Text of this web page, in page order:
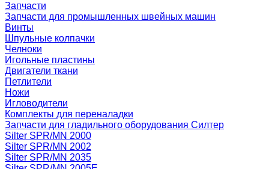
Запчасти
Запчасти для промышленных швейных машин
Винты
Шпульные колпачки
Челноки
Игольные пластины
Двигатели ткани
Петлители
Ножи
Игловодители
Комплекты для переналадки
Запчасти для гладильного оборудования Силтер
Silter SPR/MN 2000
Silter SPR/MN 2002
Silter SPR/MN 2035